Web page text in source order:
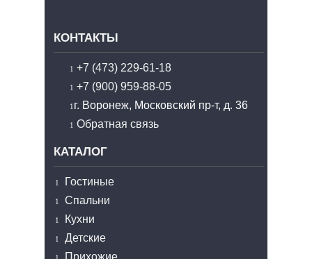
КОНТАКТЫ
+7 (473) 229-61-18
+7 (900) 959-88-05
г. Воронеж, Московский пр-т, д. 36
Обратная связь
КАТАЛОГ
Гостиные
Спальни
Кухни
Детские
Прихожие